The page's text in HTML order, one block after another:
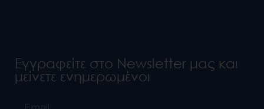
Εγγραφείτε στο Newsletter μας και
μείνετε ενημερωμένοι